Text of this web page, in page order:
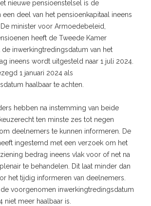
nieuwe pensioenstelsel is de
deel van het pensioenkapitaal ineens
minister voor Armoedebeleid,
heeft de Tweede Kamer
inwerkingtredingsdatum van het
ineens wordt uitgesteld naar 1 juli 2024.
1 januari 2024 als
haalbaar te achten.
hebben na instemming van beide
ten minste zes tot negen
deelnemers te kunnen informeren. De
ingestemd met een verzoek om het
bedrag ineens vlak voor of net na
te behandelen. Dit laat minder dan
het tijdig informeren van deelnemers.
de voorgenomen inwerkingtredingsdatum
niet meer haalbaar is.